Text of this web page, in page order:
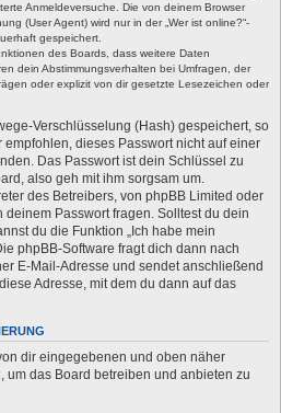
Anmeldeversuche. Die von deinem Browser
(User Agent) wird nur in der „Wer ist online?“-
gespeichert.
des Boards, dass weitere Daten
dein Abstimmungsverhalten bei Umfragen, der
oder explizit von dir gesetzte Lesezeichen oder
Verschlüsselung (Hash) gespeichert, so
dieses Passwort nicht auf einer
Das Passwort ist dein Schlüssel zu
also geh mit ihm sorgsam um.
des Betreibers, von phpBB Limited oder
Passwort fragen. Solltest du dein
du die Funktion „Ich habe mein
phpBB-Software fragt dich dann nach
E-Mail-Adresse und sendet anschließend
Adresse, mit dem du dann auf das
dir eingegebenen und oben näher
um das Board betreiben und anbieten zu